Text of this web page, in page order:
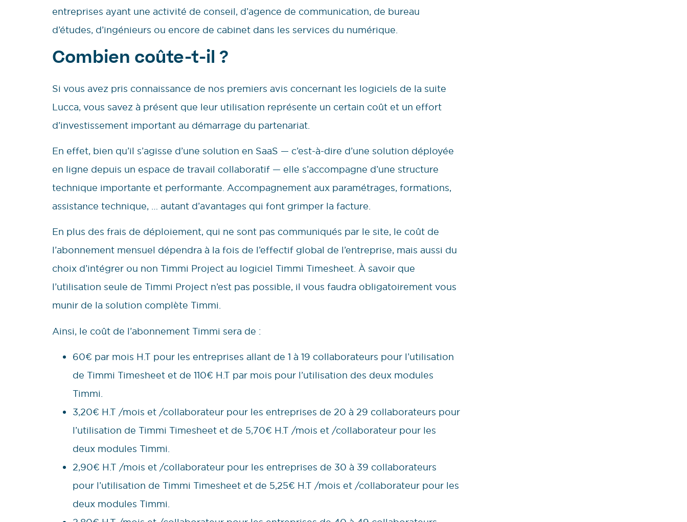
entreprises ayant une activité de conseil, d’agence de communication, de bureau
d’études, d’ingénieurs ou encore de cabinet dans les services du numérique.
Combien coûte-t-il ?
Si vous avez pris connaissance de nos premiers avis concernant les logiciels de la suite
Lucca, vous savez à présent que leur utilisation représente un certain coût et un effort
d’investissement important au démarrage du partenariat.
En effet, bien qu’il s’agisse d’une solution en SaaS — c’est-à-dire d’une solution déployée
en ligne depuis un espace de travail collaboratif — elle s’accompagne d’une structure
technique importante et performante. Accompagnement aux paramétrages, formations,
assistance technique, … autant d’avantages qui font grimper la facture.
En plus des frais de déploiement, qui ne sont pas communiqués par le site, le coût de
l’abonnement mensuel dépendra à la fois de l’effectif global de l’entreprise, mais aussi du
choix d’intégrer ou non Timmi Project au logiciel Timmi Timesheet. À savoir que
l’utilisation seule de Timmi Project n’est pas possible, il vous faudra obligatoirement vous
munir de la solution complète Timmi.
Ainsi, le coût de l’abonnement Timmi sera de :
60€ par mois H.T pour les entreprises allant de 1 à 19 collaborateurs pour l’utilisation
de Timmi Timesheet et de 110€ H.T par mois pour l’utilisation des deux modules
Timmi.
3,20€ H.T /mois et /collaborateur pour les entreprises de 20 à 29 collaborateurs pour
l’utilisation de Timmi Timesheet et de 5,70€ H.T /mois et /collaborateur pour les
deux modules Timmi.
2,90€ H.T /mois et /collaborateur pour les entreprises de 30 à 39 collaborateurs
pour l’utilisation de Timmi Timesheet et de 5,25€ H.T /mois et /collaborateur pour les
deux modules Timmi.